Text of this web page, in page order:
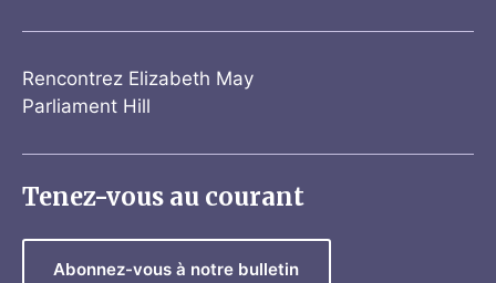
Rencontrez Elizabeth May
Parliament Hill
Tenez-vous au courant
Abonnez-vous à notre bulletin